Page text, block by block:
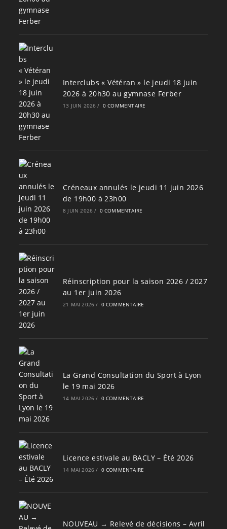
Interclubs « Vétéran » le jeudi 18 juin
2026 à 20h30 au gymnase Ferber
13 JUIN 2026 / 0 COMMENTAIRE
Créneaux annulés le jeudi 11 juin 2026
de 19h00 à 23h00
8 JUIN 2026 / 0 COMMENTAIRE
Réinscription pour la saison 2026 / 2027
au 1er juin 2026
21 MAI 2026 / 0 COMMENTAIRE
La Grand Consultation du Sport à Lyon
le 19 mai 2026
14 MAI 2026 / 0 COMMENTAIRE
Licence estivale au BACLY – Été 2026
14 MAI 2026 / 0 COMMENTAIRE
NOUVEAU → Relevé de décisions – Avril